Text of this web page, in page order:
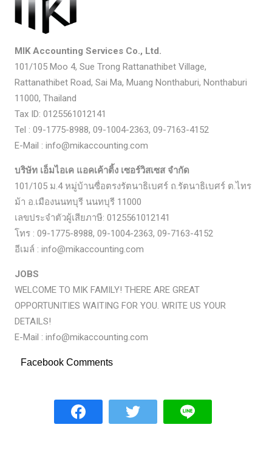
MIK Accounting Services Co., Ltd.
101/105 Moo 4, Sue Trong Rattanathibet Village,
Rattanathibet Road, Sai Ma, Muang Nonthaburi, Nonthaburi
11000, Thailand
Tax ID: 0125561012141
Tel : 09-1775-8988, 09-1004-2363, 09-7163-4152
E-Mail : info@mikaccounting.com
บริษัท เอ็มไอเค แอคเค้าติ้ง เซอร์วิสเซส จำกัด
101/105 ม.4 หมู่บ้านซื่อตรงรัตนาธิเบศร์ ถ.รัตนาธิเบศร์ ต.ไทร
ม้า อ.เมืองนนทบุรี นนทบุรี 11000
เลขประจำตัวผู้เสียภาษี: 0125561012141
โทร : 09-1775-8988, 09-1004-2363, 09-7163-4152
อีเมล์ : info@mikaccounting.com
JOBS
WELCOME TO MIK FAMILY! THERE ARE GREAT
OPPORTUNITIES WAITING FOR YOU. WRITE US YOUR
DETAILS!
E-Mail : info@mikaccounting.com
Facebook Comments